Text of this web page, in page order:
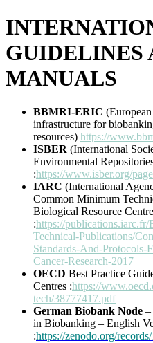
GUIDELINES
MANUALS
BBMRI-ERIC
infrastructure for
resources) https://
ISBER (International
Environmental
:https://www.isber.org/
IARC (International
Common Minimum
Biological Resource
:https://
Technical-Publications/
Standards-And-Protocols-
Cancer-Research-2017
OECD Best Practice
Centres :https://
tech/38777417.pdf
German Biobank Node –
in Biobanking – English
:https://zenodo.org/